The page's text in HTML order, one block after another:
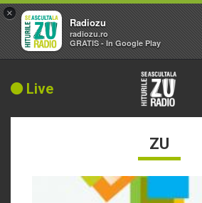
Live
ZU
×
Radiozu
radiozu.ro
GRATIS - In Google Play